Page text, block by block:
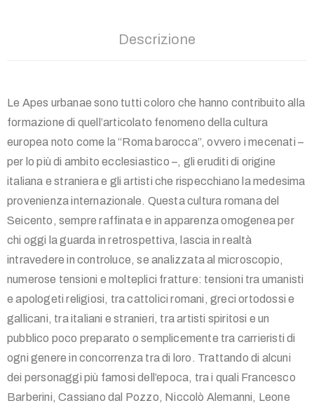
Descrizione
Le Apes urbanae sono tutti coloro che hanno contribuito alla
formazione di quell’articolato fenomeno della cultura
europea noto come la “Roma barocca”, ovvero i mecenati –
per lo più di ambito ecclesiastico –, gli eruditi di origine
italiana e straniera e gli artisti che rispecchiano la medesima
provenienza internazionale. Questa cultura romana del
Seicento, sempre raffinata e in apparenza omogenea per
chi oggi la guarda in retrospettiva, lascia in realtà
intravedere in controluce, se analizzata al microscopio,
numerose tensioni e molteplici fratture: tensioni tra umanisti
e apologeti religiosi, tra cattolici romani, greci ortodossi e
gallicani, tra italiani e stranieri, tra artisti spiritosi e un
pubblico poco preparato o semplicemente tra carrieristi di
ogni genere in concorrenza tra di loro. Trattando di alcuni
dei personaggi più famosi dell’epoca, tra i quali Francesco
Barberini, Cassiano dal Pozzo, Niccolò Alemanni, Leone